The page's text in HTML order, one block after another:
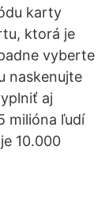
karty
ktorá je
vyberte
naskenujte
aj
milióna ľudí
10.000